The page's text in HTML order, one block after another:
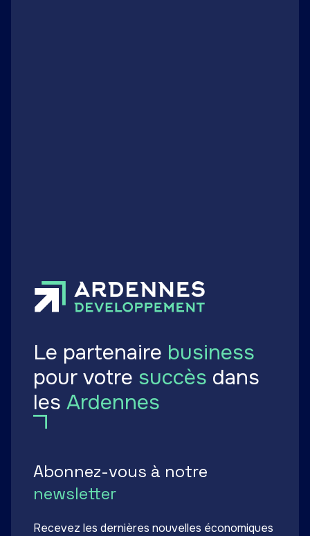
Le partenaire business
pour votre succès dans
les Ardennes
Abonnez-vous à notre
newsletter
Recevez les dernières nouvelles économiques